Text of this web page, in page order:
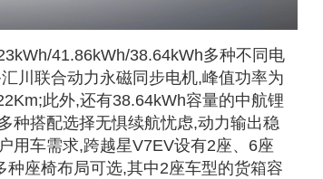
41.86kWh/38.64kWh多种不同电
川联合动力永磁同步电机,峰值功率为
此外,还有38.64kWh容量的中航锂
种搭配选择无惧续航忧虑,动力输出稳
用车需求,跨越星V7EV设有2座、6座
座椅布局可选,其中2座车型的货箱容